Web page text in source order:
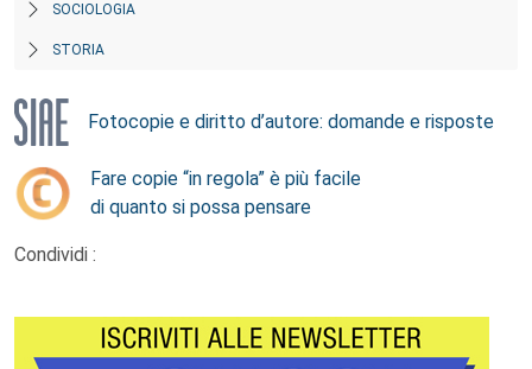
SOCIOLOGIA
STORIA
Fotocopie e diritto d’autore: domande e risposte
Fare copie “in regola” è più facile
di quanto si possa pensare
Condividi :